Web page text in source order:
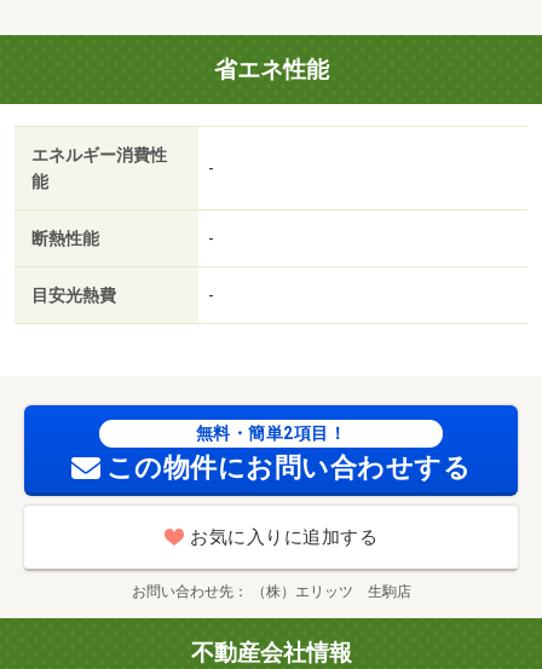
省エネ性能
エネルギー消費性
能
-
断熱性能 -
目安光熱費 -
無料・簡単2項目！
この物件にお問い合わせする
お気に入りに追加する
お問い合わせ先 （株）エリッツ 生駒店
不動産会社情報